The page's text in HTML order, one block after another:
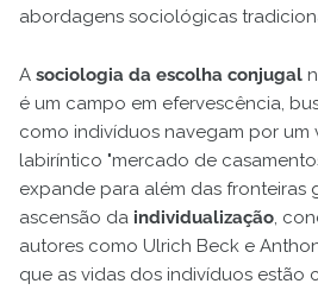
abordagens sociológicas
A sociologia da escolha conjugal
é um campo em efervescência,
como indivíduos navegam por um
labiríntico "mercado de
expande para além das fronteiras
ascensão da individualização,
autores como Ulrich Beck e
que as vidas dos indivíduos estão